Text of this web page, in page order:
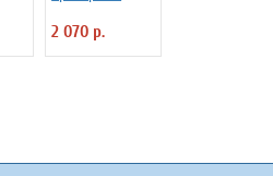
"Rome" Luxstahl
2 070 р.